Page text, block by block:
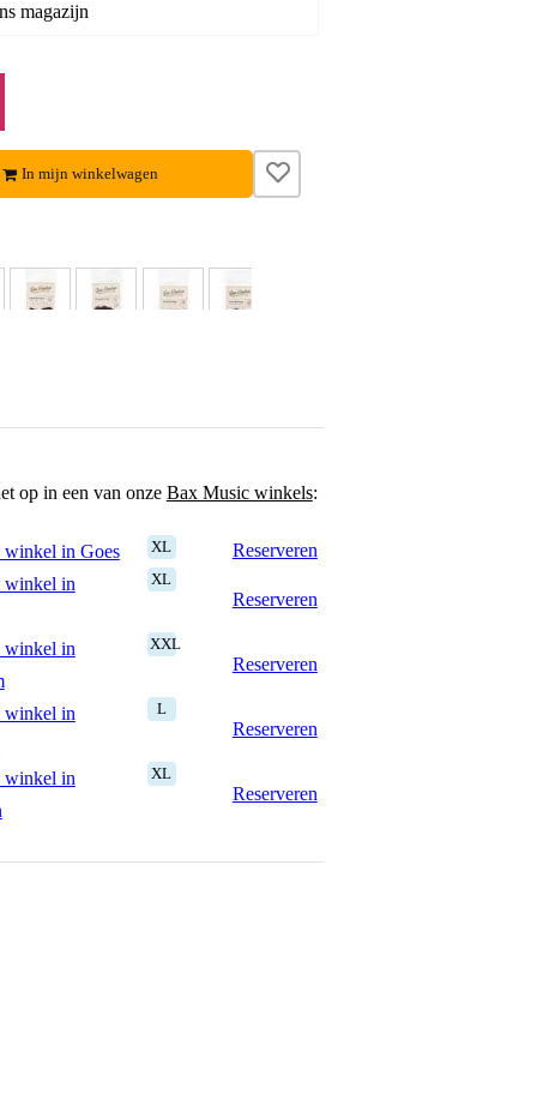
magazijn
In mijn winkelwagen
op in een van onze Bax Music winkels:
in Goes XL
Reserveren
winkel in
XL
Reserveren
winkel in
XXL
Reserveren
winkel in
L
Reserveren
winkel in
XL
Reserveren